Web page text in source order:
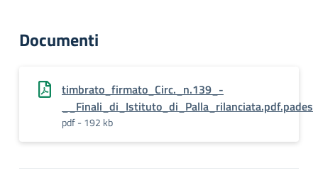
Documenti
timbrato_firmato_Circ._n.139_-
__Finali_di_Istituto_di_Palla_rilanciata.pdf.pades
pdf - 192 kb